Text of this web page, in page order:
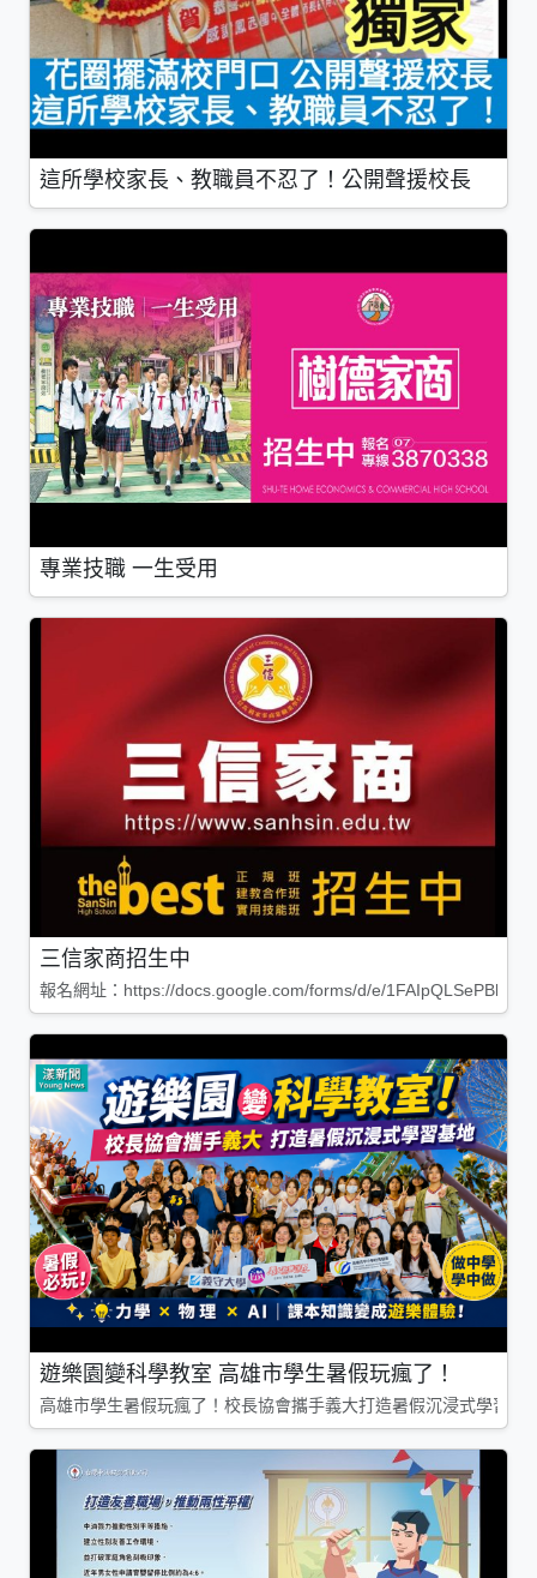
這所學校家長、教職員不忍了！公開聲援校長
專業技職 一生受用
三信家商招生中
報名網址：https://docs.google.com/forms/d/e/
遊樂園變科學教室 高雄市學生暑假玩瘋了！
高雄市學生暑假玩瘋了！校長協會攜手義大打造暑假沉浸式學習基